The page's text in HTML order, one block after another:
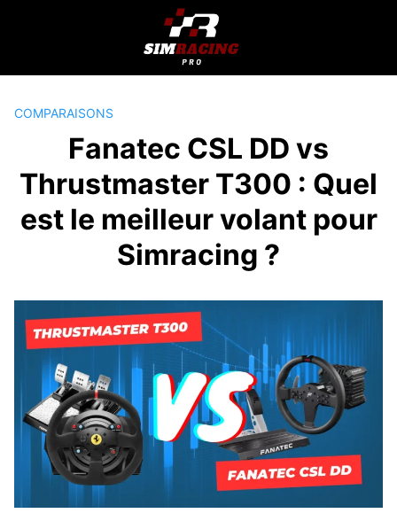
COMPARAISONS
Fanatec CSL DD vs
Thrustmaster T300 : Quel
est le meilleur volant pour
Simracing ?